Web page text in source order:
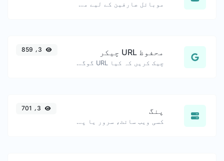
موبائل صارفین کے لیے مفید، درست شروع کے وقت کے ساتھ بنائے گئے یوٹیوب لنکس۔
محفوظ URL چیکر
چیک کریں کہ کیا URL گوگل کی جانب سے ممنوعہ اور محفوظ/غیر محفوظ کے طور پر نشان زد ہے؟
پنگ
کسی ویب سائٹ، سرور یا پورٹ کو پنگ کریں۔